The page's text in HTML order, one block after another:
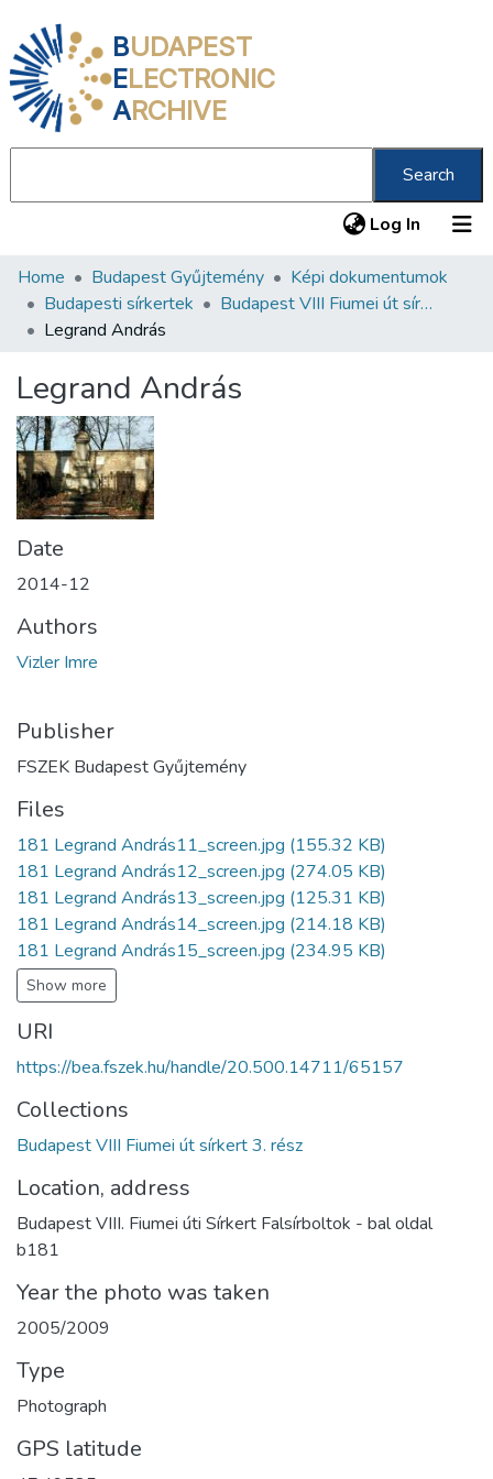
BUDAPEST
ELECTRONIC
ARCHIVE
Search
Log In (current)
Communities & Collections
All of DSpace
About us
Home Budapest Gyűjtemény
Képi dokumentumok
Budapesti sírkertek
Budapest VIII Fiumei út sírkert 3. rész
Legrand András
Legrand András
Date
2014-12
Authors
Vizler Imre
Publisher
FSZEK Budapest Gyűjtemény
Files
181 Legrand András11_screen.jpg (155.32 KB)
181 Legrand András12_screen.jpg (274.05 KB)
181 Legrand András13_screen.jpg (125.31 KB)
181 Legrand András14_screen.jpg (214.18 KB)
181 Legrand András15_screen.jpg (234.95 KB)
Show more
URI
https://bea.fszek.hu/handle/20.500.14711/65157
Collections
Budapest VIII Fiumei út sírkert 3. rész
Location, address
Budapest VIII. Fiumei úti Sírkert Falsírboltok - bal oldal
b181
Year the photo was taken
2005/2009
Type
Photograph
GPS latitude